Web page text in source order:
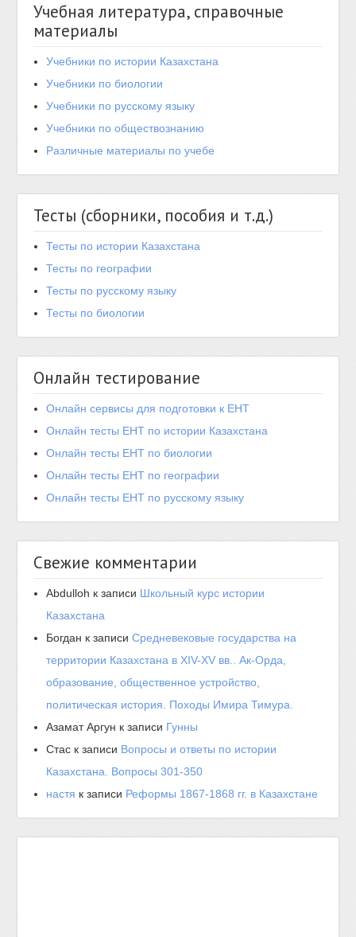
Учебная литература, справочные
материалы
Учебники по истории Казахстана
Учебники по биологии
Учебники по русскому языку
Учебники по обществознанию
Различные материалы по учебе
Тесты (сборники, пособия и т.д.)
Тесты по истории Казахстана
Тесты по географии
Тесты по русскому языку
Тесты по биологии
Онлайн тестирование
Онлайн сервисы для подготовки к ЕНТ
Онлайн тесты ЕНТ по истории Казахстана
Онлайн тесты ЕНТ по биологии
Онлайн тесты ЕНТ по географии
Онлайн тесты ЕНТ по русскому языку
Свежие комментарии
Abdulloh к записи Школьный курс истории
Казахстана
Богдан к записиСредневековые государства на
территории Казахстана в XIV-XV вв.. Ак-Орда,
образование, общественное устройство,
политическая история. Походы Имира Тимура.
Азамат Аргун к записи Гунны
Стас к записи Вопросы и ответы по истории
Казахстана. Вопросы 301-350
настя к записи Реформы 1867-1868 гг. в Казахстане